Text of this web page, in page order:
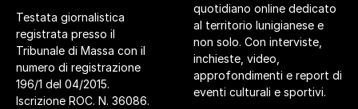
Testata giornalistica
registrata presso il
Tribunale di Massa con il
numero di registrazione
196/1 del 04/2015.
Iscrizione ROC. N. 36086.
quotidiano online dedicato
al territorio lunigianese e
non solo. Con interviste,
inchieste, video,
approfondimenti e report di
eventi culturali e sportivi.